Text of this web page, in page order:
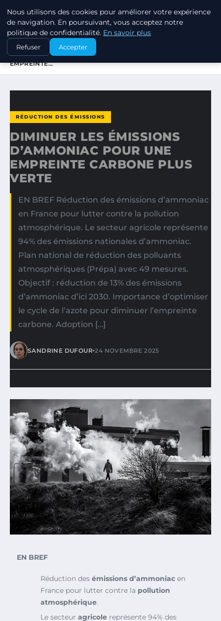
EXXON CLIMATE FOOTPRINT
ACCUEIL
RÉDUCTION DES ÉMISSIONS
DIMINUER LES ÉMISSIONS D’AMMONIAC POUR UNE
EMPREINTE…
RÉDUCTION DES ÉMISSIONS
DIMINUER LES ÉMISSIONS
D’AMMONIAC POUR UNE
EMPREINTE CARBONE PLUS
VERTE
EN BREF Réduction des émissions d’ammoniac
en France pour lutter contre la pollution
atmosphérique. Le secteur agricole représente
94% des émissions nationales d’ammoniac.
Plan national de réduction des polluants
atmosphériques (Prépa) avec 49 mesures.
Objectif : réduction de 13% des émissions
d’ammoniac d’ici 2030. Importance d’optimiser
le cycle de l’azote pour diminuer l’empreinte
carbone. Adoption […]
SANDRINE DUFOUR•24 NOVEMBRE 2025
EN BREF
Réduction des émissions d’ammoniac en
France pour lutter contre la pollution
atmosphérique.
Le secteur agricole représente 94% des
Nous utilisons des cookies pour améliorer votre expérience
de navigation. En poursuivant, vous acceptez notre
politique de confidentialité. En savoir plus
Refuser Accepter